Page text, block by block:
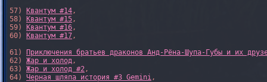
57) Квантум #14,
58)
Квантум #15,
59)
Квантум #16,
60)
Квантум #17,
61)
Приключения братьев драконов Анд-Рёна-Шупа-Губы и их
62) Жар и холод,
63) Жар и холод #2,
64) Черная шляпа история #3 Gemini,